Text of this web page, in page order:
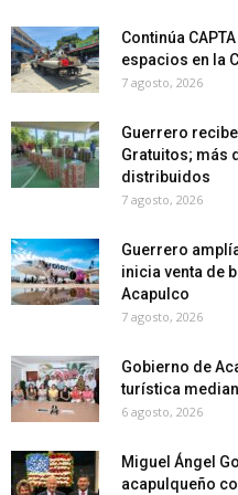
Continúa
espacios en la
7 agosto, 2026
Guerrero
Gratuitos; más
distribuidos
7 agosto, 2026
Guerrero
inicia venta de
Acapulco
7 agosto, 2026
Gobierno de
turística
6 agosto, 2026
Miguel Ángel
acapulqueño